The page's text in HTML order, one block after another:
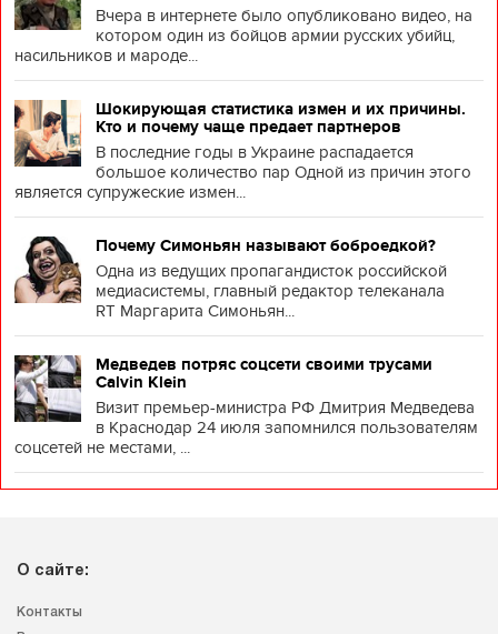
Вчера в интернете было опубликовано видео, на
котором один из бойцов армии русских убийц,
насильников и мароде...
Шокирующая статистика измен и их причины.
Кто и почему чаще предает партнеров
В последние годы в Украине распадается
большое количество пар Одной из причин этого
является супружеские измен...
Почему Симоньян называют боброедкой?
Одна из ведущих пропагандисток российской
медиасистемы, главный редактор телеканала
RT Маргарита Симоньян...
Медведев потряс соцсети своими трусами
Calvin Klein
Визит премьер-министра РФ Дмитрия Медведева
в Краснодар 24 июля запомнился пользователям
соцсетей не местами, ...
О сайте:
Контакты